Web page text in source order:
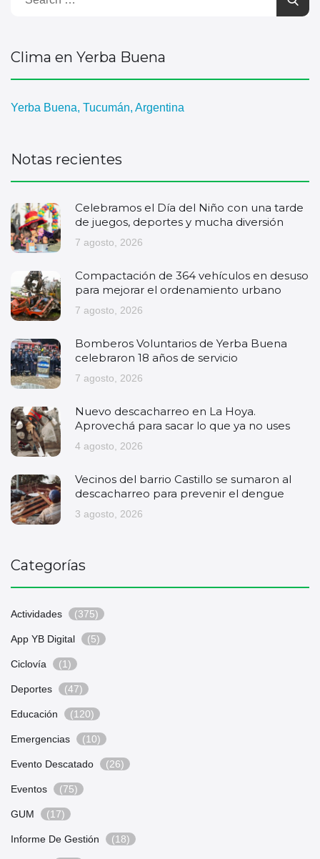
Clima en Yerba Buena
Yerba Buena, Tucumán, Argentina
Notas recientes
Celebramos el Día del Niño con una tarde
de juegos, deportes y mucha diversión
7 agosto, 2026
Compactación de 364 vehículos en desuso
para mejorar el ordenamiento urbano
7 agosto, 2026
Bomberos Voluntarios de Yerba Buena
celebraron 18 años de servicio
7 agosto, 2026
Nuevo descacharreo en La Hoya.
Aprovechá para sacar lo que ya no uses
4 agosto, 2026
Vecinos del barrio Castillo se sumaron al
descacharreo para prevenir el dengue
3 agosto, 2026
Categorías
Actividades (375)
App YB Digital (5)
Ciclovía (1)
Deportes (47)
Educación (120)
Emergencias (10)
Evento Descatado (26)
Eventos (75)
GUM (17)
Informe De Gestión (18)